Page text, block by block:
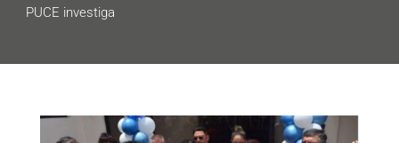
PUCE investiga